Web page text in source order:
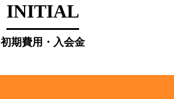
INITIAL
初期費用・入会金